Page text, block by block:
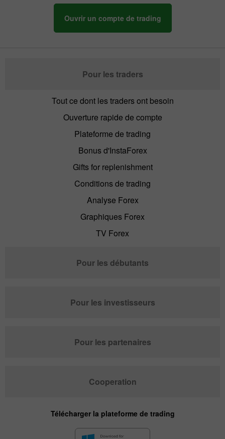
Ouvrir un compte de trading
Pour les traders
Tout ce dont les traders ont besoin
Ouverture rapide de compte
Plateforme de trading
Bonus d'InstaForex
Gifts for replenishment
Conditions de trading
Analyse Forex
Graphiques Forex
TV Forex
Pour les débutants
Pour les investisseurs
Pour les partenaires
Cooperation
Télécharger la plateforme de trading